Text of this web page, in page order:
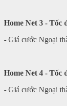
Home Net 3 - Tốc
- Giá cước Ngoại
Home Net 4 - Tốc
- Giá cước Ngoại